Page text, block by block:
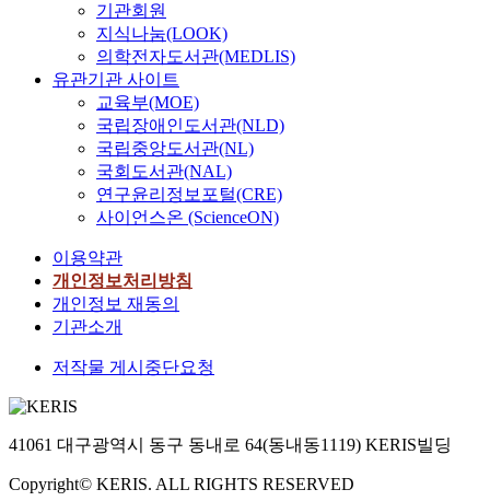
기관회원
지식나눔(LOOK)
의학전자도서관(MEDLIS)
유관기관 사이트
교육부(MOE)
국립장애인도서관(NLD)
국립중앙도서관(NL)
국회도서관(NAL)
연구윤리정보포털(CRE)
사이언스온 (ScienceON)
이용약관
개인정보처리방침
개인정보 재동의
기관소개
저작물 게시중단요청
41061 대구광역시 동구 동내로 64(동내동1119) KERIS빌딩
Copyright© KERIS. ALL RIGHTS RESERVED